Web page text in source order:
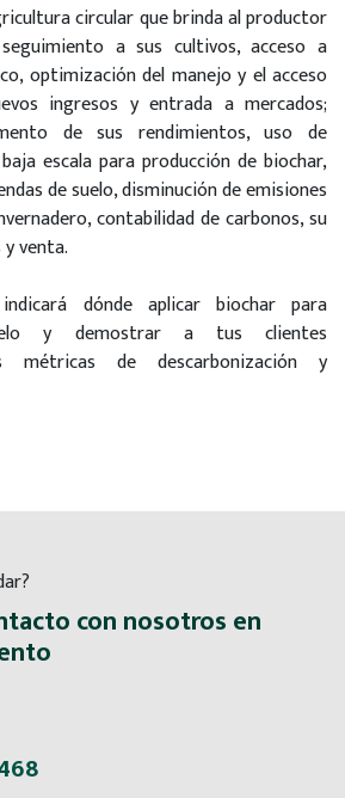
circular que brinda al productor
a sus cultivos, acceso a
optimización del manejo y el acceso
ingresos y entrada a mercados;
de sus rendimientos, uso de
escala para producción de biochar,
de suelo, disminución de emisiones
contabilidad de carbonos, su
venta.
dónde aplicar biochar para
y demostrar a tus clientes
métricas de descarbonización y
con nosotros en